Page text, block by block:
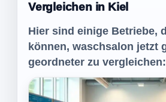
Vergleichen in Kiel
Hier sind einige Betriebe,
können, waschsalon jetzt
geordneter zu vergleichen: